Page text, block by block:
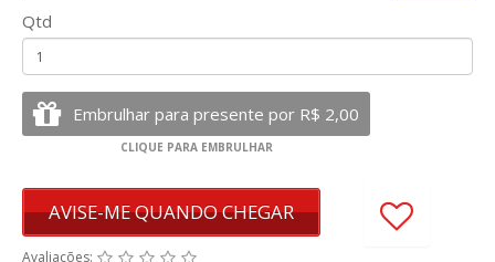
Qtd
AVISE-ME QUANDO CHEGAR
Avaliações: